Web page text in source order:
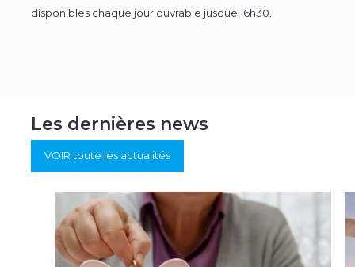
disponibles chaque jour ouvrable jusque 16h30.
Les dernières news
VOIR toute les actualités